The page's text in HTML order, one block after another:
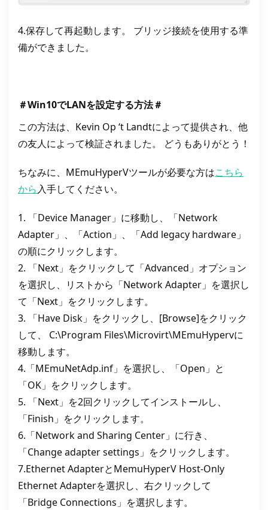
4.保存して再起動します。 ブリッジ接続を使用する準
備ができました。
＃Win10でLANを設定する方法＃
この方法は、Kevin Op ‘t Landtによって提供され、他
の友人によって検証されました。 どうもありがとう！
ちなみに、MEmuHyperVツールが必要な方はこちら
から入手してください。
1. 「Device Manager」に移動し、「Network
Adapter」、「Action」、「Add legacy hardware」
の順にクリックします。
2. 「Next」をクリックして「Advanced」オプション
を選択し、リストから「Network Adapter」を選択し
て「Next」をクリックします。
3. 「Have Disk」をクリックし、[Browse]をクリック
して、 C:\Program Files\Microvirt\MEmuHypervに
移動します。
4.「MEmuNetAdp.inf」を選択し、「Open」と
「OK」をクリックします。
5. 「Next」を2回クリックしてインストールし、
「Finish」をクリックします。
6.「Network and Sharing Center」に行き、
「Change adapter settings」をクリックします。
7.Ethernet AdapterとMemuHyperV Host-Only
Ethernet Adapterを選択し、右クリックして
「Bridge Connections」を選択します。